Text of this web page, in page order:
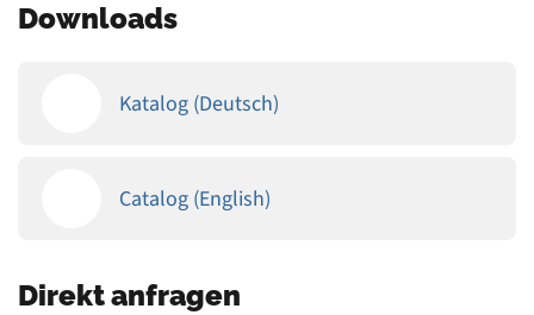
Downloads
Katalog (Deutsch)
Catalog (English)
Direkt anfragen